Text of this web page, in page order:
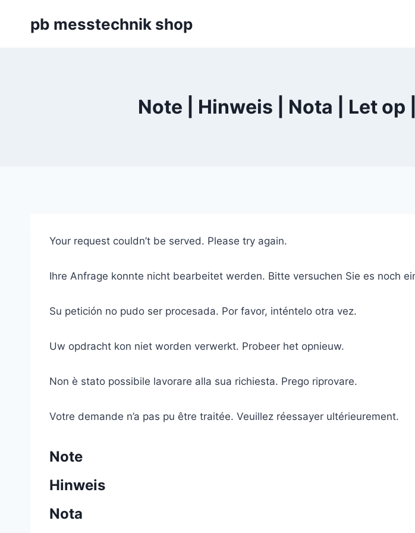
pb messtechnik shop
Note | Hinweis | Nota | Let
Your request couldn’t be served. Please try again.
Ihre Anfrage konnte nicht bearbeitet werden. Bitte versuchen Sie es noch
Su petición no pudo ser procesada. Por favor, inténtelo otra vez.
Uw opdracht kon niet worden verwerkt. Probeer het opnieuw.
Non è stato possibile lavorare alla sua richiesta. Prego riprovare.
Votre demande n’a pas pu être traitée. Veuillez réessayer ultérieurement.
Note
Hinweis
Nota